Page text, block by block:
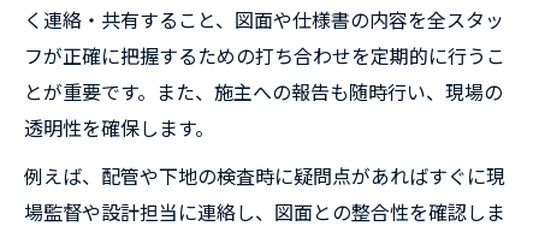
く連絡・共有すること、図面や仕様書の内容を全スタッ
フが正確に把握するための打ち合わせを定期的に行うこ
とが重要です。また、施主への報告も随時行い、現場の
透明性を確保します。
例えば、配管や下地の検査時に疑問点があればすぐに現
場監督や設計担当に連絡し、図面との整合性を確認しま